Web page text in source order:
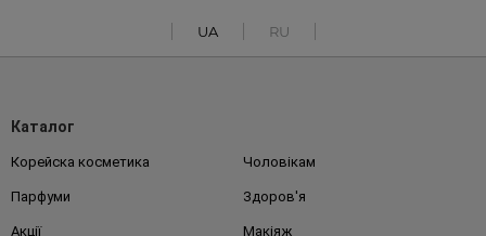
UA RU
Каталог
Корейска косметика Чоловікам
Парфуми Здоров'я
Акції Макіяж